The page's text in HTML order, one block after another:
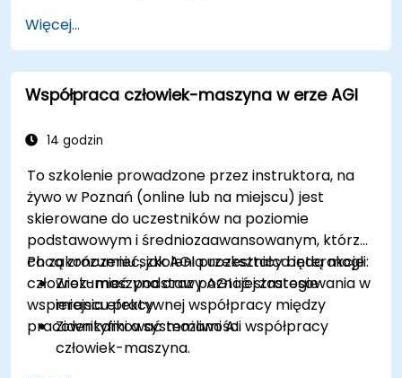
Oceniać różne frameworki architektur
kognitywnych dla AGI.
Więcej...
Współpraca człowiek-maszyna w erze AGI
14 godzin
To szkolenie prowadzone przez instruktora, na
żywo w Poznań (online lub na miejscu) jest
skierowane do uczestników na poziomie
podstawowym i średniozaawansowanym, którzy
chcą zrozumieć, jak AGI przekształca interakcje
człowiek-maszyna oraz poznać strategie
wspierania efektywnej współpracy między
pracownikami a systemami AI.
Po zakończeniu szkolenia uczestnicy będą mogli:
Zrozumieć podstawy AGI i jej zastosowania w
miejscu pracy.
Zidentyfikować możliwości współpracy
człowiek-maszyna.